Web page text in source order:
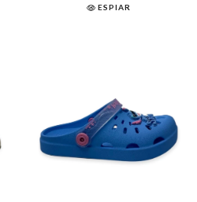
ESPIAR